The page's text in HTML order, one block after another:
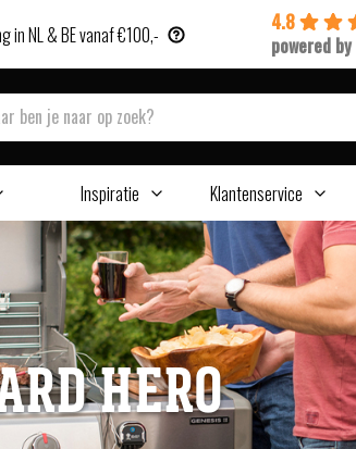
in NL & BE vanaf €100,-
4.8
powered by
Inspiratie Klantenservice
HERO